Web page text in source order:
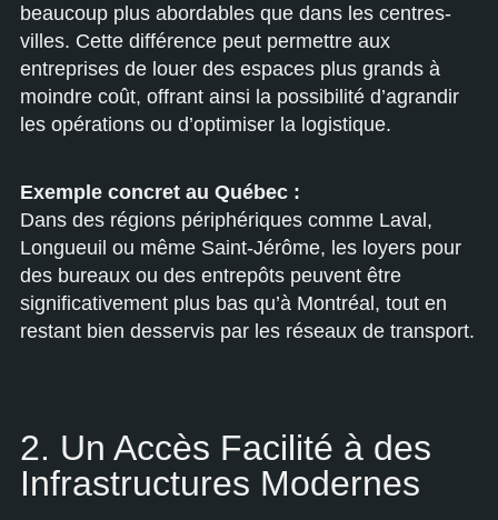
beaucoup plus abordables que dans les centres-
villes. Cette différence peut permettre aux
entreprises de louer des espaces plus grands à
moindre coût, offrant ainsi la possibilité d’agrandir
les opérations ou d’optimiser la logistique.
Exemple concret au Québec :
Dans des régions périphériques comme Laval,
Longueuil ou même Saint-Jérôme, les loyers pour
des bureaux ou des entrepôts peuvent être
significativement plus bas qu’à Montréal, tout en
restant bien desservis par les réseaux de transport.
2. Un Accès Facilité à des
Infrastructures Modernes